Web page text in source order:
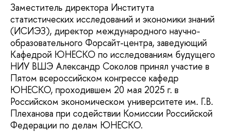
Заместитель директора Института
статистических исследований и экономики знаний
(ИСИЭЗ), директор международного научно-
образовательного Форсайт-центра, заведующий
Кафедрой ЮНЕСКО по исследованиям будущего
НИУ ВШЭ Александр Соколов принял участие в
Пятом всероссийском конгрессе кафедр
ЮНЕСКО, проходившем 20 мая 2025 г. в
Российском экономическом университете им. Г.В.
Плеханова при содействии Комиссии Российской
Федерации по делам ЮНЕСКО.